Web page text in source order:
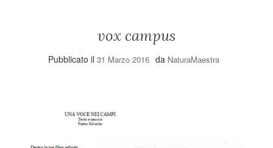
vox campus
Pubblicato il 31 Marzo 2016 da NaturaMaestra